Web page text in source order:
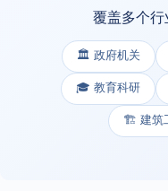
覆盖多个
🏛️ 政府机关
🎓 教育科研
🏗️ 建筑